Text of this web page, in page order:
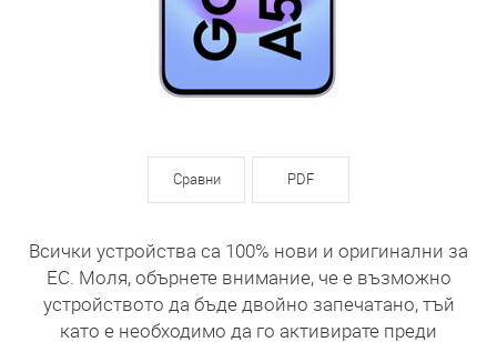
Сравни PDF
Всички устройства са 100% нови и оригинални за
ЕС. Моля, обърнете внимание, че е възможно
устройството да бъде двойно запечатано, тъй
като е необходимо да го активирате преди